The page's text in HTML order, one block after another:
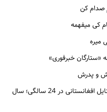
صدام کن
کی میفهمه
میره
«ستارگان خبرفوری»
و پدرش
سفر به گذشته؛ گوگوش با تیپ و استایل افغانستانی در 24 سالگی؛ سال